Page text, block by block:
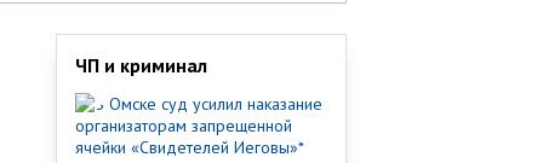
ЧП и криминал